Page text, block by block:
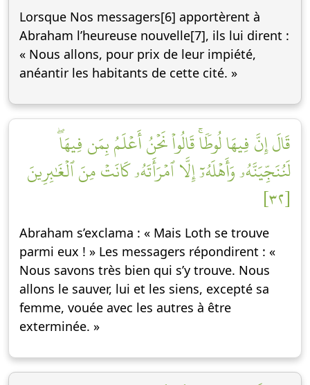
Lorsque Nos messagers[6] apportèrent à
Abraham l’heureuse nouvelle[7], ils lui dirent :
« Nous allons, pour prix de leur impiété,
anéantir les habitants de cette cité. »
قَالَ إِنَّ فِيهَا لُوطٗاۚ قَالُواْ نَحۡنُ أَعۡلَمُ بِمَن فِيهَاۖ
لَنُنَجِّيَنَّهُۥ وَأَهۡلَهُۥٓ إِلَّا ٱمۡرَأَتَهُۥ كَانَتۡ مِنَ ٱلۡغَٰبِرِينَ
[٣٢]
Abraham s’exclama : « Mais Loth se trouve
parmi eux ! » Les messagers répondirent : «
Nous savons très bien qui s’y trouve. Nous
allons le sauver, lui et les siens, excepté sa
femme, vouée avec les autres à être
exterminée. »